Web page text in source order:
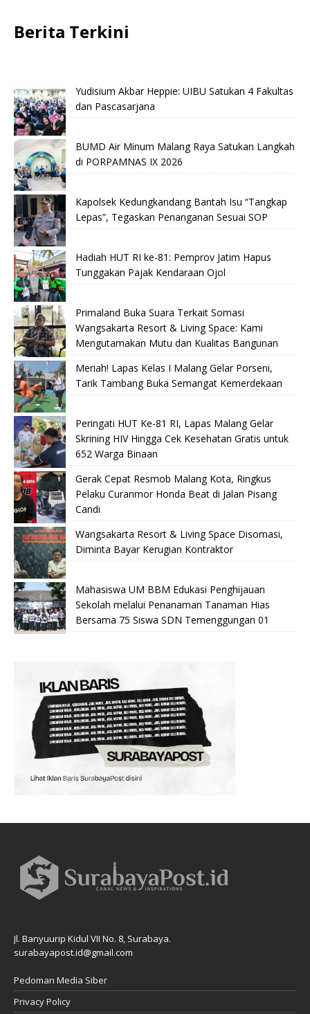
Berita Terkini
Yudisium Akbar Heppie: UIBU Satukan 4 Fakultas
dan Pascasarjana
BUMD Air Minum Malang Raya Satukan Langkah
di PORPAMNAS IX 2026
Kapolsek Kedungkandang Bantah Isu “Tangkap
Lepas”, Tegaskan Penanganan Sesuai SOP
Hadiah HUT RI ke-81: Pemprov Jatim Hapus
Tunggakan Pajak Kendaraan Ojol
Primaland Buka Suara Terkait Somasi
Wangsakarta Resort & Living Space: Kami
Mengutamakan Mutu dan Kualitas Bangunan
Meriah! Lapas Kelas I Malang Gelar Porseni,
Tarik Tambang Buka Semangat Kemerdekaan
Peringati HUT Ke-81 RI, Lapas Malang Gelar
Skrining HIV Hingga Cek Kesehatan Gratis untuk
652 Warga Binaan
Gerak Cepat Resmob Malang Kota, Ringkus
Pelaku Curanmor Honda Beat di Jalan Pisang
Candi
Wangsakarta Resort & Living Space Disomasi,
Diminta Bayar Kerugian Kontraktor
Mahasiswa UM BBM Edukasi Penghijauan
Sekolah melalui Penanaman Tanaman Hias
Bersama 75 Siswa SDN Temenggungan 01
Jl. Banyuurip Kidul VII No. 8, Surabaya.
surabayapost.id@gmail.com
Pedoman Media Siber
Privacy Policy